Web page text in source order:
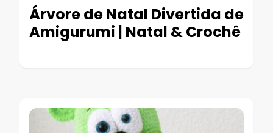
Árvore de Natal Divertida de
Amigurumi | Natal & Crochê